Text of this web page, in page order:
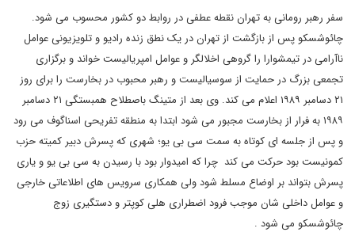
سفر رهبر رومانی به تهران نقطه عطفی در روابط دو کشور محسوب می شود.
چائوشسکو پس از بازگشت از تهران در یک نطق زنده رادیو و تلویزیونی عوامل
ناآرامی در تیمشوارا را گروهی اخلالگر و عوامل امپریالیست خواند و برگزاری
تجمعی بزرگ در حمایت از سوسیالیست و رهبر محبوب در بخارست را برای روز
۲۱ دسامبر ۱۹۸۹ اعلام می کند. وی بعد از متینگ باصطلاح همبستگی ۲۱ دسامبر
۱۹۸۹ به فرار از بخارست مجبور می شود ابتدا به منطقه تفریحی اسناگوف می رود
و پس از جلسه ای کوتاه به سمت سی بی یو؛ شهری که پسرش دبیر کمیته حزب
کمونیست بود حرکت می کند چرا که امیدوار بود با رسیدن به سی بی یو و یاری
پسرش بتواند بر اوضاع مسلط شود ولی همکاری سرویس های اطلاعاتی خارجی
و عوامل داخلی شان موجب فرود اضطراری هلی کوپتر و دستگیری زوج
چائوشسکو می شود .